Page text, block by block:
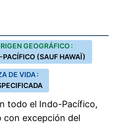
GEOGRÁFICO :
PACÍFICO (SAUF HAWAÏ)
DE VIDA :
todo el Indo-Pacífico,
con excepción del